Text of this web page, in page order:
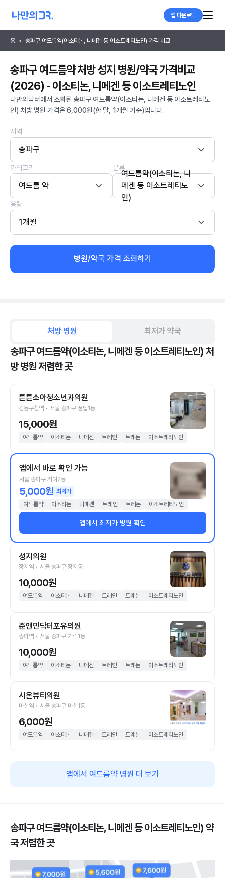
앱 다운로드
홈 > 송파구 여드름약(이소티논, 니메겐 등 이소트레티노인) 가격 비교
송파구 여드름약 처방 성지 병원/약국 가격비교
(2026) - 이소티논, 니메겐 등 이소트레티노인
나만의닥터에서 조회된 송파구 여드름약(이소티논, 니메겐 등 이소트레티노
인) 처방 병원 가격은 6,000원(한 달, 1개월 기준)입니다.
지역
송파구
카테고리
여드름 약
분류
여드름약(이소티논, 니
메겐 등 이소트레티노
인)
용량
1개월
병원/약국 가격 조회하기
처방 병원 최저가 약국
송파구 여드름약(이소티논, 니메겐 등 이소트레티노인) 처
방 병원 저렴한 곳
튼튼소아청소년과의원
강동구청역 • 서울 송파구 풍납1동
15,000원
여드름약 이소티논 니메겐 트레인 트레논 이소트레티노인
앱에서 바로 확인 가능
서울 송파구 거여2동
5,000원 최저가
여드름약
이소티논 니메겐 트레인 트레논 이소트레티노인
앱에서 최저가 병원 확인
성지의원
장지역 • 서울 송파구 장지동
10,000원
여드름약 이소티논 니메겐 트레인 트레논 이소트레티노인
준앤민닥터포유의원
송파역 • 서울 송파구 가락1동
10,000원
여드름약 이소티논 니메겐 트레인 트레논 이소트레티노인
시온뷰티의원
마천역 • 서울 송파구 마천1동
6,000원
여드름약 이소티논 니메겐 트레인 트레논 이소트레티노인
앱에서 여드름약 병원 더 보기
송파구 여드름약(이소티논, 니메겐 등 이소트레티노인) 약
국 저렴한 곳